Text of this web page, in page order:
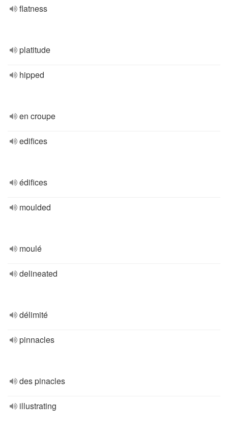
flatness
platitude
hipped
en croupe
edifices
édifices
moulded
moulé
delineated
délimité
pinnacles
des pinacles
illustrating